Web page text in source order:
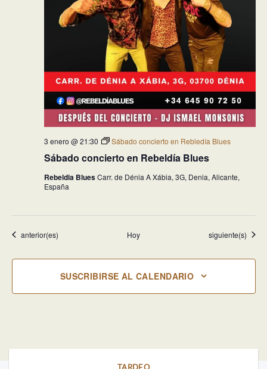
Sábado concierto en Rebeldía Blues
3 enero @ 21:30 Sábado concierto en Rebledía Blues
Rebeldia BluesCarr. de Dénia A Xábia, 3G, Denia, Alicante,
España
Eventos
anterior(es) Hoy Eventos
siguiente(s)
SUSCRIBIRSE AL CALENDARIO